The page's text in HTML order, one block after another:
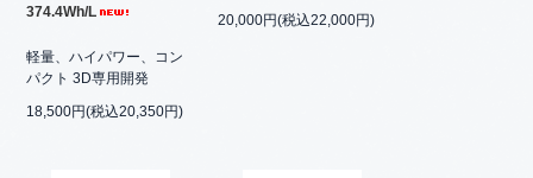
374.4Wh/L
軽量、ハイパワー、コン
パクト 3D専用開発
18,500円(税込20,350円)
20,000円(税込22,000円)